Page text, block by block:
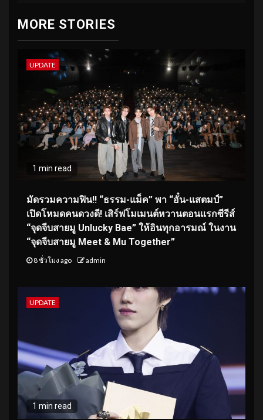
MORE STORIES
UPDATE
1 min read
มัดรวมความฟิน!! “ธรรม-แม็ค” พา “อั๋น-แสตมป์”
เปิดโหมดคนดวงดี! เสิร์ฟโมเมนต์หวานตอนแรกซีรีส์
“จุดจีบสายมู Unlucky Bae” ให้อินทุกอารมณ์ ในงาน
“จุดจีบสายมู Meet & Mu Together”
8 ชั่วโมง ago admin
UPDATE
1 min read